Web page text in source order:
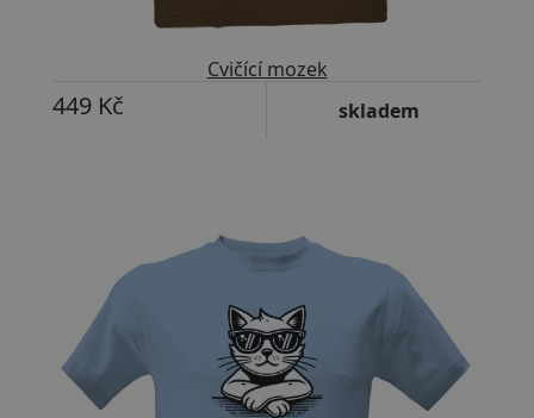
Cvičící mozek
449 Kč skladem
Přizpůsobitelný motiv